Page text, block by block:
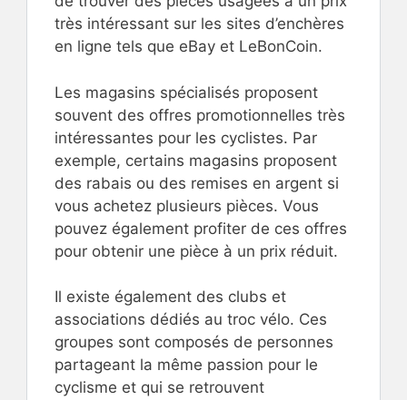
très intéressant sur les sites d’enchères
en ligne tels que eBay et LeBonCoin.
Les magasins spécialisés proposent
souvent des offres promotionnelles très
intéressantes pour les cyclistes. Par
exemple, certains magasins proposent
des rabais ou des remises en argent si
vous achetez plusieurs pièces. Vous
pouvez également profiter de ces offres
pour obtenir une pièce à un prix réduit.
Il existe également des clubs et
associations dédiés au troc vélo. Ces
groupes sont composés de personnes
partageant la même passion pour le
cyclisme et qui se retrouvent